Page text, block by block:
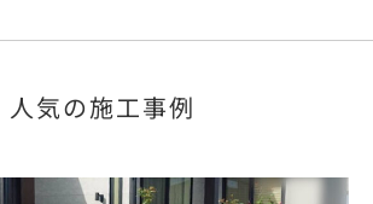
人気の施工事例